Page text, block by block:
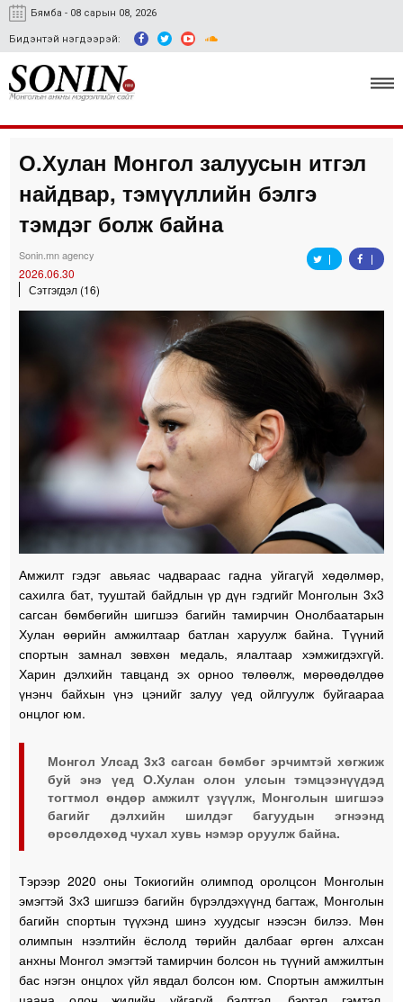
Бямба - 08 сарын 08, 2026
Бидэнтэй нэгдээрэй:
Улс төр, эдийн засаг
Гэмт хэрэг
Easy news
О.Хулан Монгол залуусын итгэл
найдвар, тэмүүллийн бэлгэ
тэмдэг болж байна
Sonin.mn agency
2026.06.30
Сэтгэгдэл (16)
Амжилт гэдэг авьяас чадвараас гадна уйгагүй хөдөлмөр,
сахилга бат, тууштай байдлын үр дүн гэдгийг Монголын 3х3
сагсан бөмбөгийн шигшээ багийн тамирчин Онолбаатарын
Хулан өөрийн амжилтаар батлан харуулж байна. Түүний
спортын замнал зөвхөн медаль, ялалтаар хэмжигдэхгүй.
Харин дэлхийн тавцанд эх орноо төлөөлж, мөрөөдөлдөө
үнэнч байхын үнэ цэнийг залуу үед ойлгуулж буйгаараа
онцлог юм.
Монгол Улсад 3х3 сагсан бөмбөг эрчимтэй хөгжиж
буй энэ үед О.Хулан олон улсын тэмцээнүүдэд
тогтмол өндөр амжилт үзүүлж, Монголын шигшээ
багийг дэлхийн шилдэг багуудын эгнээнд
өрсөлдөхөд чухал хувь нэмэр оруулж байна.
Тэрээр 2020 оны Токиогийн олимпод оролцсон Монголын
эмэгтэй 3х3 шигшээ багийн бүрэлдэхүүнд багтаж, Монголын
багийн спортын түүхэнд шинэ хуудсыг нээсэн билээ. Мөн
олимпын нээлтийн ёслолд төрийн далбааг өргөн алхсан
анхны Монгол эмэгтэй тамирчин болсон нь түүний амжилтын
бас нэгэн онцлох үйл явдал болсон юм. Спортын амжилтын